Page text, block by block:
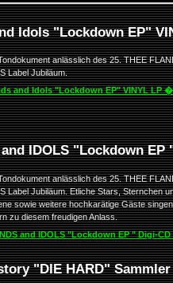
Idols "Lockdown EP"
anlässlich des 25. THEE
Label Jubiläum.
and Idols "Lockdown EP" VINYL LP �
IDOLS "Lockdown EP
anlässlich des 25. THEE
Label Jubiläum. Etliche Stars, Sternchen
sowie weitere hochkarätige Gäste
zu diesem freudigen Anlass.
and IDOLS "Lockdown EP " Digi-
"DIE HARD"